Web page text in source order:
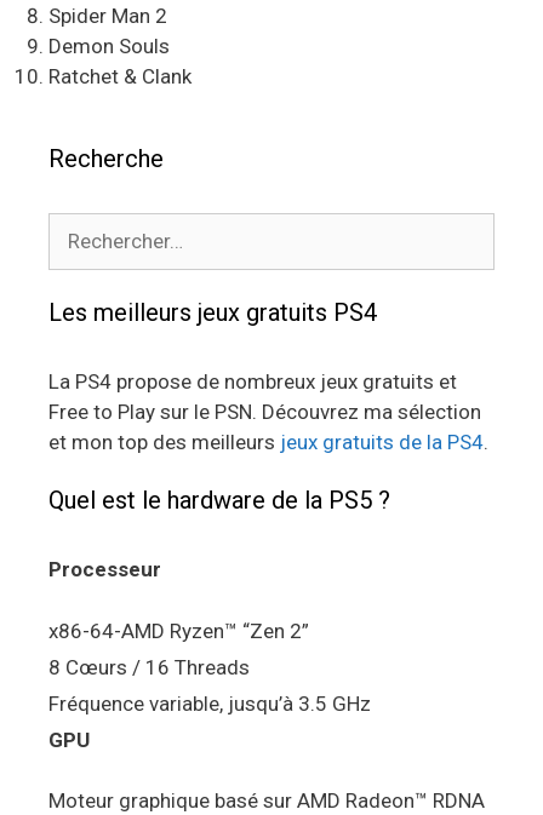
Spider Man 2
Demon Souls
Ratchet & Clank
Recherche
Les meilleurs jeux gratuits PS4
La PS4 propose de nombreux jeux gratuits et
Free to Play sur le PSN. Découvrez ma sélection
et mon top des meilleurs jeux gratuits de la PS4.
Quel est le hardware de la PS5 ?
Processeur
x86-64-AMD Ryzen™ “Zen 2”
8 Cœurs / 16 Threads
Fréquence variable, jusqu’à 3.5 GHz
GPU
Moteur graphique basé sur AMD Radeon™ RDNA